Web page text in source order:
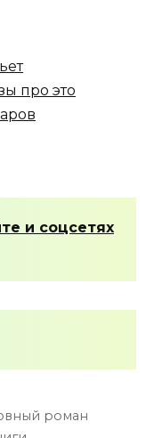
про это
и соцсетях
роман